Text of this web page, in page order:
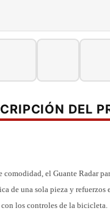
DEL
el Guante Radar
de una sola pieza y
los controles de la bicicleta.